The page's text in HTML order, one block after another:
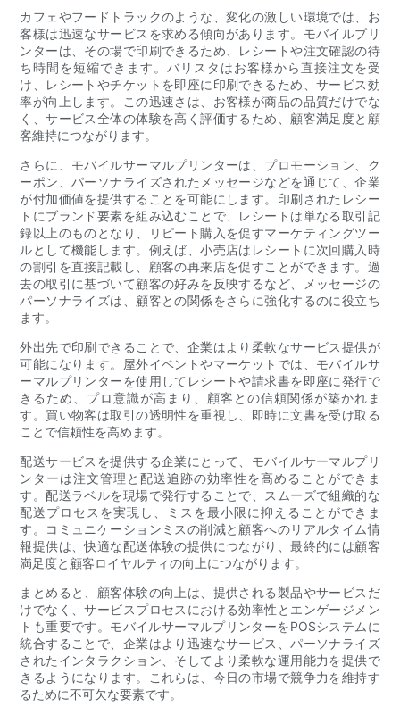
カフェやフードトラックのような、変化の激しい環境では、お
客様は迅速なサービスを求める傾向があります。モバイルプリ
ンターは、その場で印刷できるため、レシートや注文確認の待
ち時間を短縮できます。バリスタはお客様から直接注文を受
け、レシートやチケットを即座に印刷できるため、サービス効
率が向上します。この迅速さは、お客様が商品の品質だけでな
く、サービス全体の体験を高く評価するため、顧客満足度と顧
客維持につながります。
さらに、モバイルサーマルプリンターは、プロモーション、ク
ーポン、パーソナライズされたメッセージなどを通じて、企業
が付加価値を提供することを可能にします。印刷されたレシー
トにブランド要素を組み込むことで、レシートは単なる取引記
録以上のものとなり、リピート購入を促すマーケティングツー
ルとして機能します。例えば、小売店はレシートに次回購入時
の割引を直接記載し、顧客の再来店を促すことができます。過
去の取引に基づいて顧客の好みを反映するなど、メッセージの
パーソナライズは、顧客との関係をさらに強化するのに役立ち
ます。
外出先で印刷できることで、企業はより柔軟なサービス提供が
可能になります。屋外イベントやマーケットでは、モバイルサ
ーマルプリンターを使用してレシートや請求書を即座に発行で
きるため、プロ意識が高まり、顧客との信頼関係が築かれま
す。買い物客は取引の透明性を重視し、即時に文書を受け取る
ことで信頼性を高めます。
配送サービスを提供する企業にとって、モバイルサーマルプリ
ンターは注文管理と配送追跡の効率性を高めることができま
す。配送ラベルを現場で発行することで、スムーズで組織的な
配送プロセスを実現し、ミスを最小限に抑えることができま
す。コミュニケーションミスの削減と顧客へのリアルタイム情
報提供は、快適な配送体験の提供につながり、最終的には顧客
満足度と顧客ロイヤルティの向上につながります。
まとめると、顧客体験の向上は、提供される製品やサービスだ
けでなく、サービスプロセスにおける効率性とエンゲージメン
トも重要です。モバイルサーマルプリンターをPOSシステムに
統合することで、企業はより迅速なサービス、パーソナライズ
されたインタラクション、そしてより柔軟な運用能力を提供で
きるようになります。これらは、今日の市場で競争力を維持す
るために不可欠な要素です。